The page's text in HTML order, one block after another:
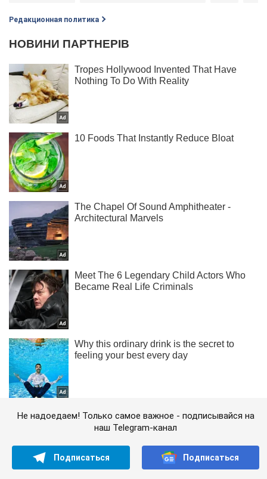
Редакционная политика
Не надоедаем! Только самое важное - подписывайся на
наш Telegram-канал
Подписаться Подписаться